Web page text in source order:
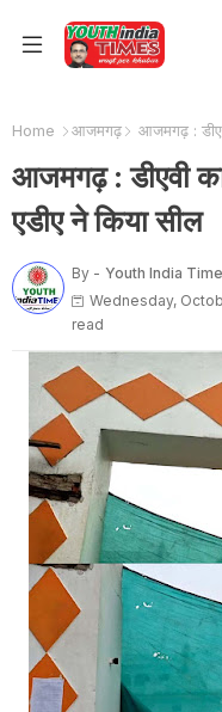
Home आजमगढ़ आजमगढ़ :
आजमगढ़ : डीएवी
एडीए ने किया सील
By - Youth India
Wednesday,
read